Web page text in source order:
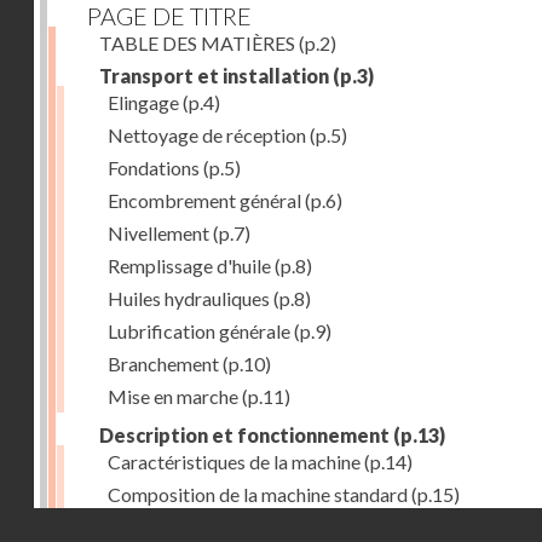
PAGE DE TITRE
TABLE DES MATIÈRES (p.2)
Transport et installation (p.3)
Elingage(p.4)
Nettoyage de réception(p.5)
Fondations (p.5)
Encombrement général(p.6)
Nivellement(p.7)
Remplissage d'huile(p.8)
Huiles hydrauliques (p.8)
Lubrification générale(p.9)
Branchement(p.10)
Mise en marche(p.11)
Description et fonctionnement (p.13)
Caractéristiques de la machine(p.14)
Composition de la machine standard(p.15)